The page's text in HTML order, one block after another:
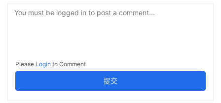
You must be logged in to post a comment...
Please Login to Comment
提交